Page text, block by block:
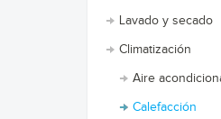
Lavado y secado
Climatización
Aire
Calefacción